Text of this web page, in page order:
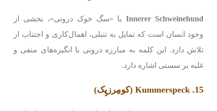
Innerer Schweinehund یا «سگ خوک درونی»، بخشی از
وجود انسان است که تمایل به تنبلی، اهمال‌کاری و اجتناب از
تلاش دارد. این کلمه به مبارزه درونی با انگیزه‌های منفی و
غلبه بر سستی اشاره دارد.
15. Kummerspeck (کومِرز‌‌پِک)